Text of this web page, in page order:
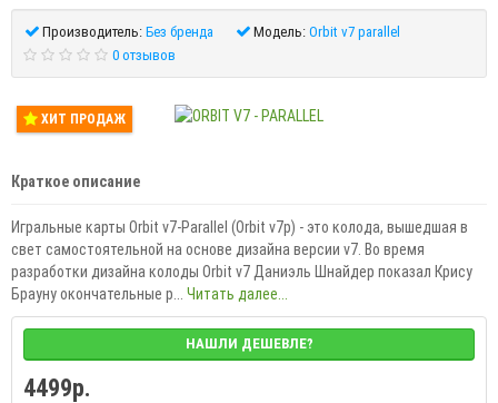
Производитель: Без бренда Модель: Orbit v7 parallel
0 отзывов
ХИТ ПРОДАЖ
Краткое описание
Игральные карты Orbit v7-Parallel (Orbit v7p) - это колода, вышедшая в
свет самостоятельной на основе дизайна версии v7. Во время
разработки дизайна колоды Orbit v7 Даниэль Шнайдер показал Крису
Брауну окончательные р... Читать далее...
НАШЛИ ДЕШЕВЛЕ?
4499р.